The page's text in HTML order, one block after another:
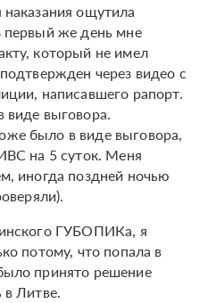
ощутила
первый же день мне
который не имел
через видео с
написавшего рапорт.
виде выговора.
было в виде выговора,
на 5 суток. Меня
иногда поздней ночью
ГУБОПИКа, я
потому, что попала в
принято решение
Литве.